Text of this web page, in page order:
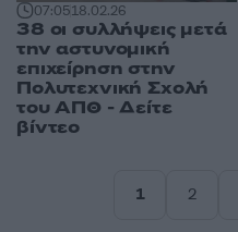
07:0518.02.26
38 οι συλλήψεις μετά
την αστυνομική
επιχείρηση στην
Πολυτεχνική Σχολή
του ΑΠΘ - Δείτε
βίντεο
1
2